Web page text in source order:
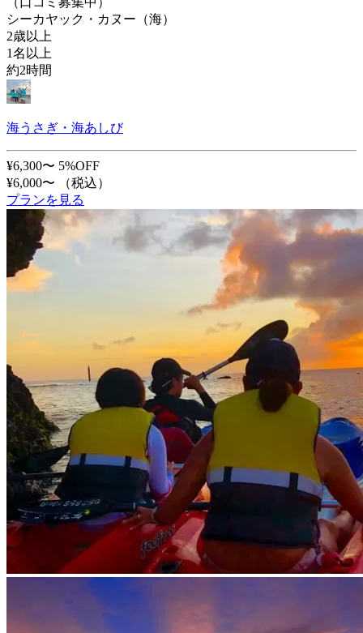
シーカヤック・カヌー（海）
2歳以上
1名以上
約2時間
海うさぎ・海あしび
¥6,300〜 5%OFF
¥6,000〜
（税込）
プランを見る